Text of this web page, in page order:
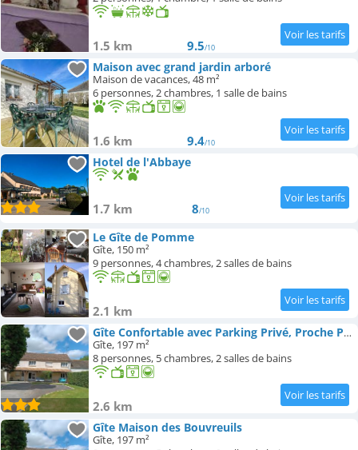
1.5 km 9.5/10
Maison avec grand jardin arboré
Maison de vacances, 48 m²
6 personnes, 2 chambres, 1 salle de bains
1.6 km 9.4/10
Hotel de l'Abbaye
1.7 km 8/10
Le Gîte de Pomme
Gîte, 150 m²
9 personnes, 4 chambres, 2 salles de bains
2.1 km
Gîte Confortable avec Parking Privé, Proche Paris - FR-1-590-592
Gîte, 197 m²
8 personnes, 5 chambres, 2 salles de bains
2.6 km
Gîte Maison des Bouvreuils
Gîte, 197 m²